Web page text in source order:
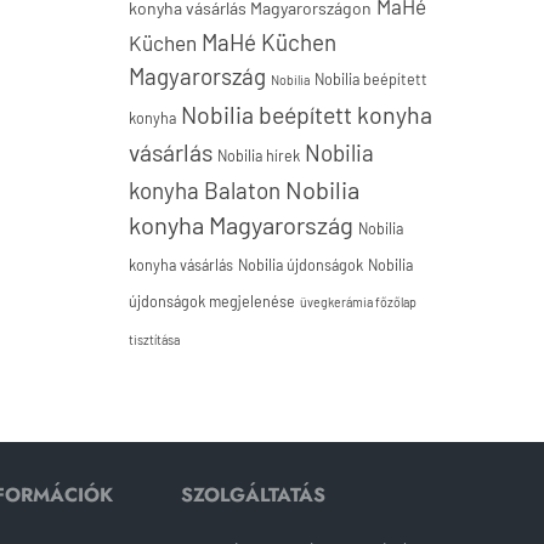
konyha vásárlás Magyarországon MaHé
Küchen MaHé Küchen
Magyarország Nobilia Nobilia beépített
konyha Nobilia beépített konyha
vásárlás Nobilia hírek Nobilia
konyha Balaton Nobilia
konyha Magyarország Nobilia
konyha vásárlás Nobilia újdonságok Nobilia
újdonságok megjelenése üvegkerámia főzőlap
tisztítása
SZOLGÁLTATÁS